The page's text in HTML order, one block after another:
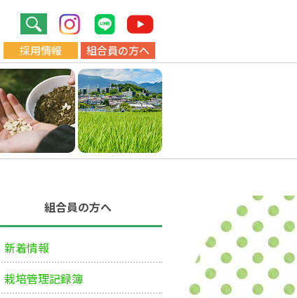
採用情報 組合員の方へ
組合員の方へ
新着情報
栽培管理記録簿